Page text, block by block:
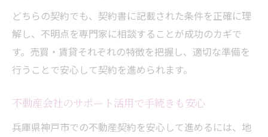
どちらの契約でも、契約書に記載された条件を正確に理
解し、不明点を専門家に相談することが成功のカギで
す。売買・賃貸それぞれの特徴を把握し、適切な準備を
行うことで安心して契約を進められます。
不動産会社のサポート活用で手続きも安心
兵庫県神戸市での不動産契約を安心して進めるには、地